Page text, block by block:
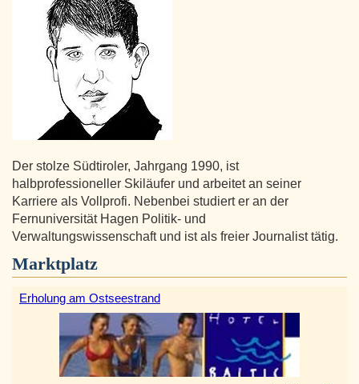
Der stolze Südtiroler, Jahrgang 1990, ist
halbprofessioneller Skiläufer und arbeitet an seiner
Karriere als Vollprofi. Nebenbei studiert er an der
Fernuniversität Hagen Politik- und
Verwaltungswissenschaft und ist als freier Journalist tätig.
Marktplatz
Erholung am Ostseestrand